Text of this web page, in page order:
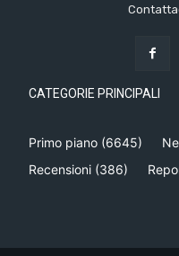
CATEGORIE PRINCIPALI
Primo piano (6645)
Recensioni (386)